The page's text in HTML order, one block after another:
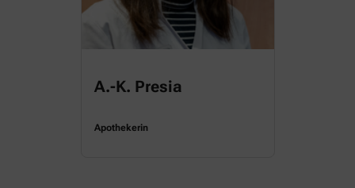
A.-K. Presia
Apothekerin